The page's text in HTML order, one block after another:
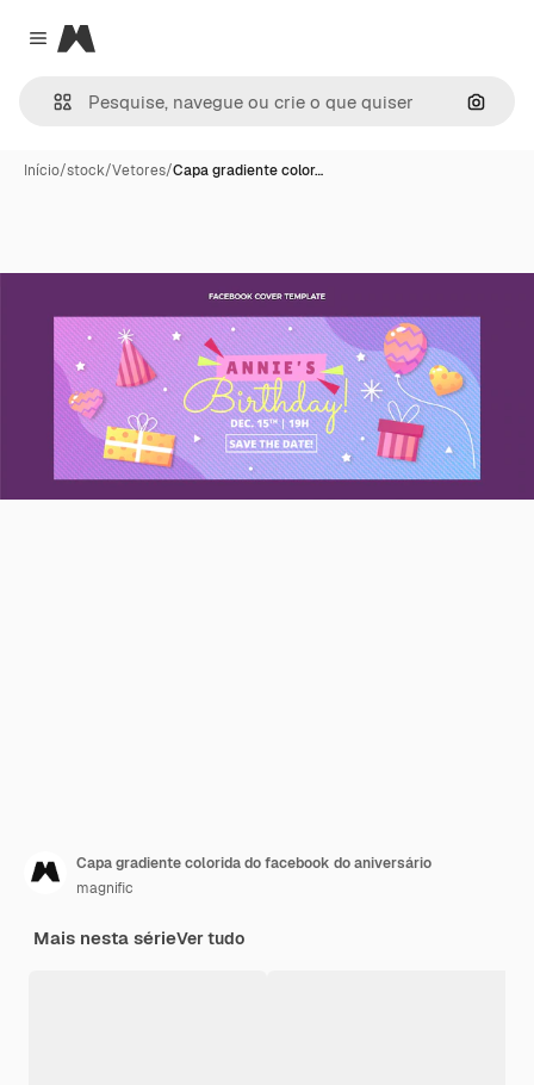
Close menu
Magnific
Início/stock/Vetores/Capa gradiente color…
Capa gradiente colorida do facebook do aniversário
magnific
Mais nesta sérieVer tudo